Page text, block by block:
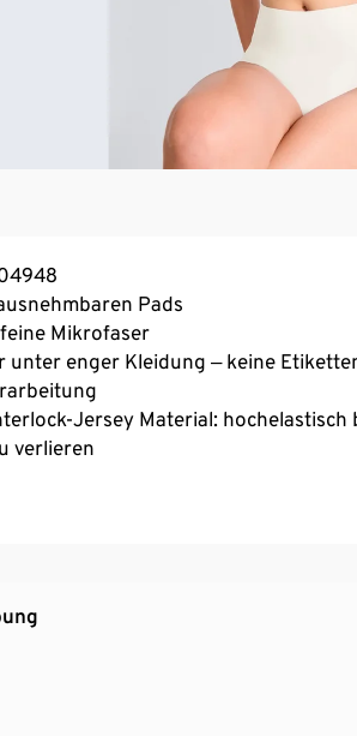
Pads
Mikrofaser
unter enger Kleidung ‒ keine
Jersey Material:
verlieren
eine Größe größer